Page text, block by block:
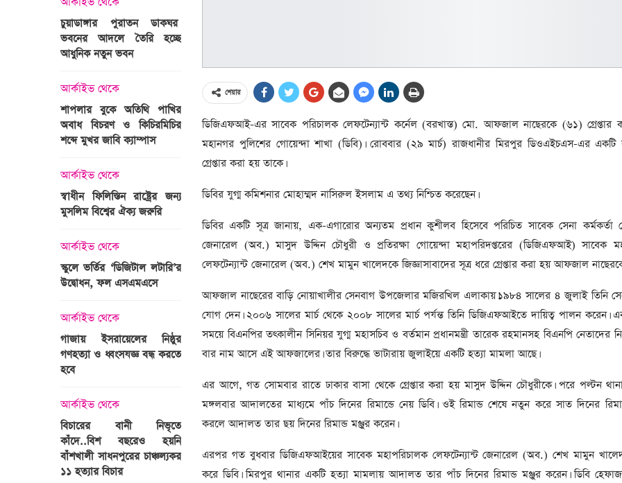
শেয়ার
ডিজিএফআই-এর সাবেক পরিচালক লেফটেন্যান্ট কর্নেল (বরখাস্ত) মো. আফজাল নাছেরকে (৬১) গ্রেপ্তার
মহানগর পুলিশের গোয়েন্দা শাখা (ডিবি)। রোববার (২৯ মার্চ) রাজধানীর মিরপুর ডিওএইচএস-এর একটি
গ্রেপ্তার করা হয় তাকে।
ডিবির যুগ্ম কমিশনার মোহাম্মদ নাসিরুল ইসলাম এ তথ্য নিশ্চিত করেছেন।
ডিবির একটি সূত্র জানায়, এক-এগারোর অন্যতম প্রধান কুশীলব হিসেবে পরিচিত সাবেক সেনা কর্মকর্তা
জেনারেল (অব.) মাসুদ উদ্দিন চৌধুরী ও প্রতিরক্ষা গোয়েন্দা মহাপরিদপ্তরের (ডিজিএফআই) সাবেক
লেফটেন্যান্ট জেনারেল (অব.) শেখ মামুন খালেদকে জিজ্ঞাসাবাদের সূত্র ধরে গ্রেপ্তার করা হয় আফজাল
আফজাল নাছেরের বাড়ি নোয়াখালীর সেনবাগ উপজেলার মজিরখিল এলাকায়।১৯৮৪ সালের ৪ জুলাই তিনি
যোগ দেন। ২০০৬ সালের মার্চ থেকে ২০০৮ সালের মার্চ পর্যন্ত তিনি ডিজিএফআইতে দায়িত্ব পালন করেন।
সময়ে বিএনপির তৎকালীন সিনিয়র যুগ্ম মহাসচিব ও বর্তমান প্রধানমন্ত্রী তারেক রহমানসহ বিএনপি নেতাদের
বার নাম আসে এই আফজালের। তার বিরুদ্ধে ভাটারায় জুলাইয়ে একটি হত্যা মামলা আছে।
এর আগে, গত সোমবার রাতে ঢাকার বাসা থেকে গ্রেপ্তার করা হয় মাসুদ উদ্দিন চৌধুরীকে। পরে পল্টন
মঙ্গলবার আদালতের মাধ্যমে পাঁচ দিনের রিমান্ডে নেয় ডিবি। ওই রিমান্ড শেষে নতুন করে সাত দিনের
করলে আদালত তার ছয় দিনের রিমান্ড মঞ্জুর করেন।
এরপর গত বুধবার ডিজিএফআইয়ের সাবেক মহাপরিচালক লেফটেন্যান্ট জেনারেল (অব.) শেখ মামুন
করে ডিবি। মিরপুর থানার একটি হত্যা মামলায় আদালত তার পাঁচ দিনের রিমান্ড মঞ্জুর করেন। ডিবি
চুয়াডাঙ্গার পুরাতন ডাকঘর
ভবনের আদলে তৈরি হচ্ছে
আধুনিক নতুন ভবন
আর্কাইভ থেকে
শাপলার বুকে অতিথি পাখির
অবাধ বিচরণ ও কিচিরমিচির
শব্দে মুখর জাবি ক্যাম্পাস
আর্কাইভ থেকে
স্বাধীন ফিলিস্তিন রাষ্ট্রের জন্য
মুসলিম বিশ্বের ঐক্য জরুরি
আর্কাইভ থেকে
স্কুলে ভর্তির ‘ডিজিটাল লটারি’র
উদ্বোধন, ফল এসএমএসে
আর্কাইভ থেকে
গাজায় ইসরায়েলের নিষ্ঠুর
গণহত্যা ও ধ্বংসযজ্ঞ বন্ধ করতে
হবে
আর্কাইভ থেকে
বিচারের বানী নিভৃতে
কাঁদে..বিশ বছরেও হয়নি
বাঁশখালী সাধনপুরের চাঞ্চল্যকর
১১ হত্যার বিচার
আন্তর্জাতিক
মাওলানা তারেক জামিলের
ছেলের মৃত্যু
বিশ্বকাপ ইাতহাসে সাকিবের
আর্কাইভ থেকে
টানেল উদ্বোধন : প্রধানমন্ত্রীর
নেতাকর্মীরা
আর্কাইভ থেকে
ভারতজুড়ে চলছে ‘মুজিব:একটি
প্রচারণা
আর্কাইভ থেকে
ধর্ষককে পুলিশে দিল মা-বাবা
সময় নিরবচ্ছিন্ন বিদ্যুৎ রাখার
নির্দেশ: প্রধানমন্ত্রী তারেক
রহমান
আর্কাইভ থেকে
দেশের ১১তম প্রধানমন্ত্রী হলেন
নতুন মন্ত্রিসভা ৫০ সদস্যের হতে
পারে, ২৫ পূর্ণমন্ত্রী, প্রতিমন্ত্রী
২৪
আর্কাইভ থেকে
সাবেক প্রধানমন্ত্রী খালেদা
জিয়ার মৃত্যুতে ৩ দিনের রাষ্ট্রীয়
শোক, প্রজ্ঞাপন জারি
আর্কাইভ থেকে
দেশনেত্রী বেগম খালেদা জিয়া
আর্কাইভ থেকে
ঐতিহাসিক পাগলা